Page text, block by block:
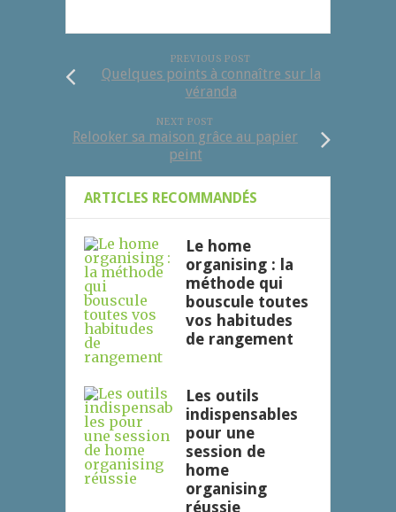
PREVIOUS POST
Quelques points à connaître sur la
véranda
NEXT POST
Relooker sa maison grâce au papier
peint
ARTICLES RECOMMANDÉS
Le home
organising : la
méthode qui
bouscule toutes
vos habitudes
de rangement
Les outils
indispensables
pour une
session de
home
organising
réussie